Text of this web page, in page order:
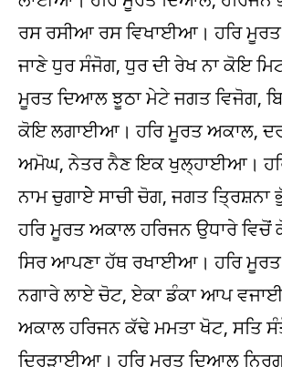
ਰਸ ਰਸੀਆ ਰਸ ਵਿਖਾਈਆ। ਹਰਿ
ਜਾਣੇ ਧੁਰ ਸੰਜੋਗ, ਧੁਰ ਦੀ ਰੇਖ ਨਾ ਕੋਇ
ਮੂਰਤ ਦਿਆਲ ਝੂਠਾ ਮੇਟੇ ਜਗਤ ਵਿਜੋਗ,
ਕੋਇ ਲਗਾਈਆ। ਹਰਿ ਮੂਰਤ ਅਕਾਲ,
ਅਮੋਘ, ਨੇਤਰ ਨੈਣ ਇਕ ਖੁਲ੍ਹਾਈਆ।
ਨਾਮ ਚੁਗਾਏੇ ਸਾਚੀ ਚੋਗ, ਜਗਤ
ਹਰਿ ਮੂਰਤ ਅਕਾਲ ਹਰਿਜਨ ਉਧਾਰੇ ਵਿਚੋਂ
ਸਿਰ ਆਪਣਾ ਹੱਥ ਰਖਾਈਆ। ਹਰਿ
ਨਗਾਰੇ ਲਾਏ ਚੋਟ, ਏਕਾ ਡੰਕਾ ਆਪ
ਅਕਾਲ ਹਰਿਜਨ ਕੱਢੇ ਮਮਤਾ ਖੋਟ, ਸਤਿ
ਦ੍ਰਿੜਾਈਆ। ਹਰਿ ਮੂਰਤ ਦਿਆਲ